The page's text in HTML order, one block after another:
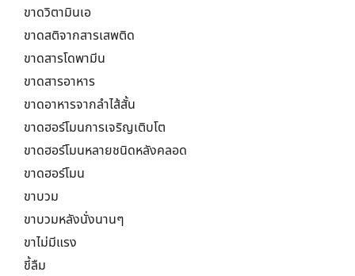
ขาดวิตามินเอ
ขาดสติจากสารเสพติด
ขาดสารโดพามีน
ขาดสารอาหาร
ขาดอาหารจากลำไส้สั้น
ขาดฮอร์โมนการเจริญเติบโต
ขาดฮอร์โมนหลายชนิดหลังคลอด
ขาดฮอร์โมน
ขาบวม
ขาบวมหลังนั่งนานๆ
ขาไม่มีแรง
ขี้ลืม